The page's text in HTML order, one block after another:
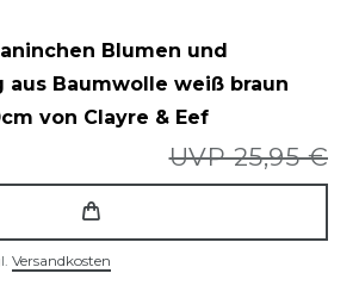
Blumen und
Baumwolle weiß braun
von Clayre & Eef
UVP 25,95 €
Versandkosten